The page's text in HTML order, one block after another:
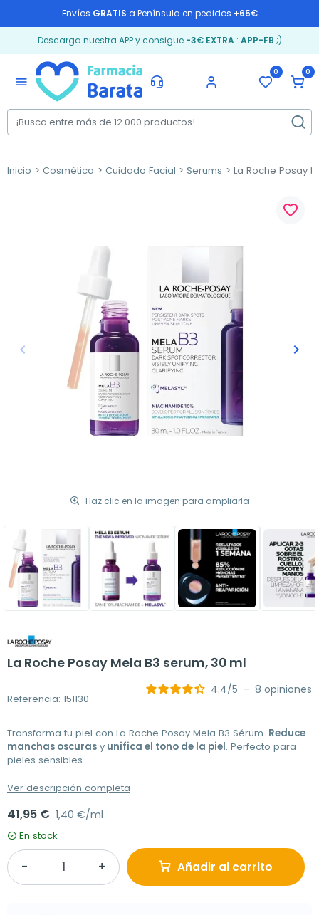
Envíos GRATIS a Península en pedidos +65€
Descarga nuestra APP y consigue -3€ EXTRA: APP-FB ;)
menu
0 0
Inicio Cosmética Cuidado Facial Serums La Roche Posay
Anterior
keyboard_arrow_left keyboard_arrow_right
Haz clic en la imagen para ampliarla
favorite_border
La Roche Posay Mela B3 serum, 30 ml
Referencia: 151130
4.4/5 - 8 opiniones
Transforma tu piel con La Roche Posay Mela B3 Sérum. Reduce
manchas oscuras y unifica el tono de la piel. Perfecto para
pieles sensibles.
Ver descripción completa
41,95 € 1,40 €/ml
En stock
Añadir al carrito